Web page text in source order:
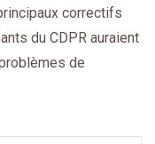
correctifs
du CDPR auraient
de